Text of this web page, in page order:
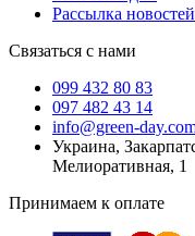
Рассылка новостей
Связаться с нами
099 432 80 83
097 482 43 14
info@green-
Украина,
Мелиоративная, 1
Принимаем к оплате